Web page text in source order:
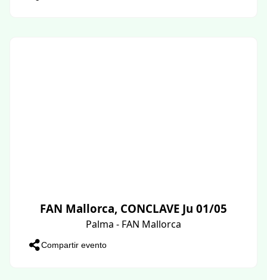
FAN Mallorca, CONCLAVE Ju 01/05
Palma - FAN Mallorca
Compartir evento